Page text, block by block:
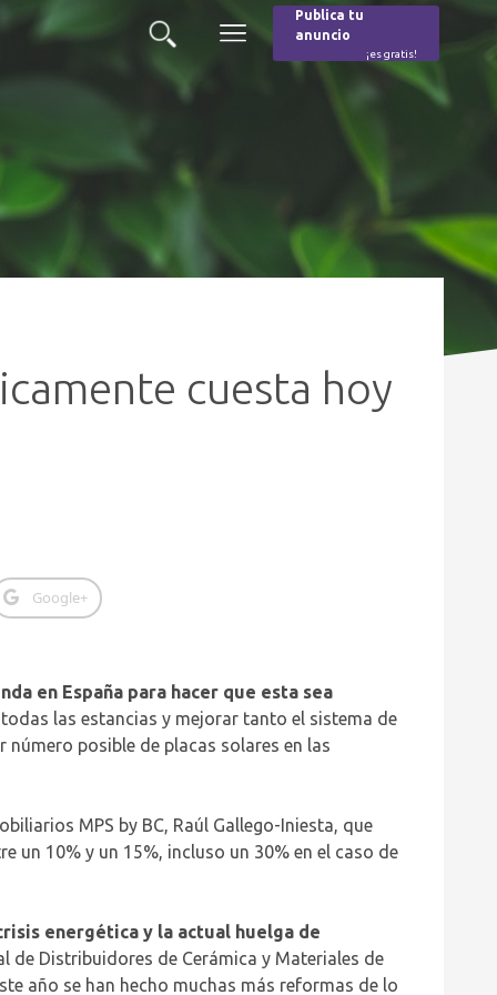
Buscar
Menú
Publica tu
anuncio
¡es gratis!
cuesta hoy
Google+
en España para hacer que esta sea
las estancias y mejorar tanto el sistema de
posible de placas solares en las
MPS by BC, Raúl Gallego-Iniesta, que
un 10% y un 15%, incluso un 30% en el caso de
energética y la actual huelga de
de Distribuidores de Cerámica y Materiales de
año se han hecho muchas más reformas de lo